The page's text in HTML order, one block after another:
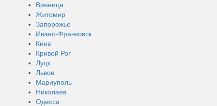
Винница
Житомир
Запорожье
Ивано-Франковск
Киев
Кривой Рог
Луцк
Львов
Мариуполь
Николаев
Одесса